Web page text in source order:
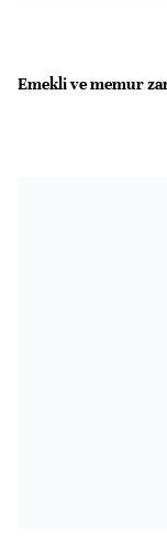
Emekli ve memur